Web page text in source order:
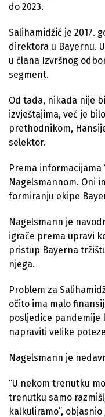
do 2023.
Salihamidžić je 2017.
direktora u Bayernu.
u člana Izvršnog
segment.
Od tada, nikada nije
izvještajima, već je
prethodnikom,
selektor.
Prema informacijama
Nagelsmannom. Oni
formiranju ekipe
Nagelsmann je
igrače prema upravi
pristup Bayerna
njega.
Problem za
očito ima malo
posljedice pandemije
napraviti velike
Nagelsmann je
“U nekom trenutku
trenutku samo
kalkuliramo”,